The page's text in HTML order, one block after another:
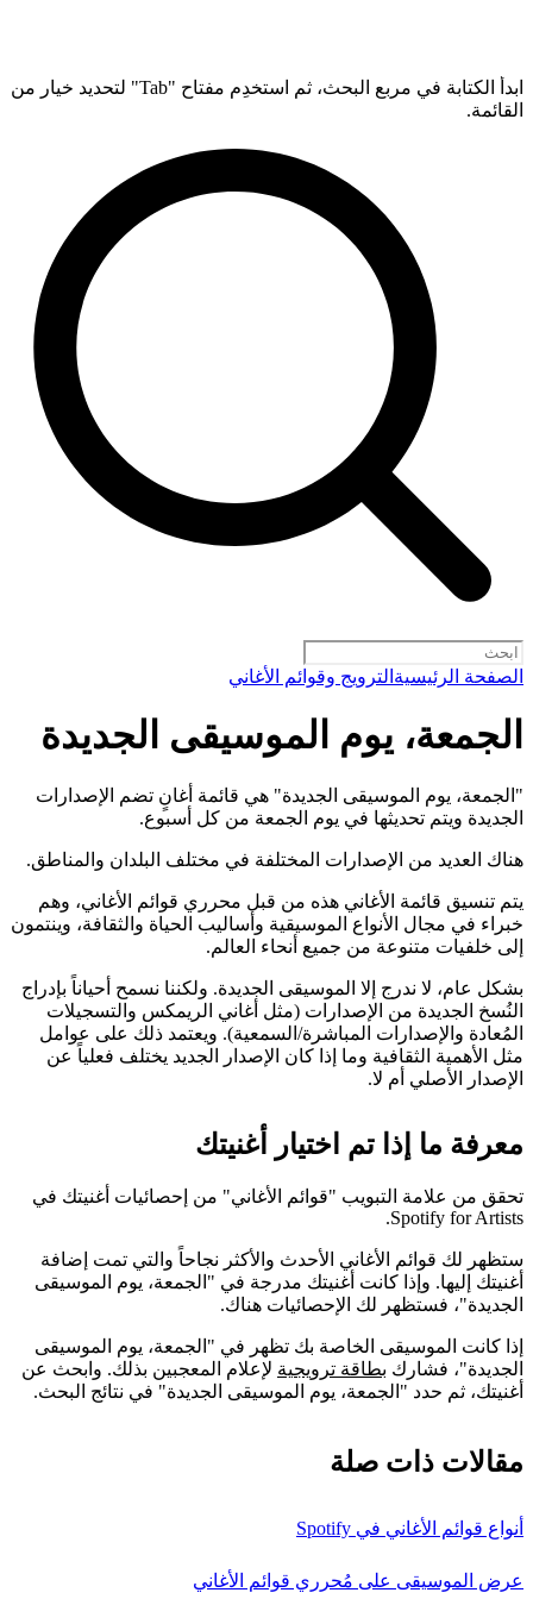
ابدأ الكتابة في مربع البحث، ثم استخدِم مفتاح "Tab" لتحديد خيار من
القائمة.
الصفحة الرئيسية الترويج وقوائم الأغاني
الجمعة، يوم الموسيقى الجديدة
"الجمعة، يوم الموسيقى الجديدة" هي قائمة أغانٍ تضم الإصدارات
الجديدة ويتم تحديثها في يوم الجمعة من كل أسبوع.
هناك العديد من الإصدارات المختلفة في مختلف البلدان والمناطق.
يتم تنسيق قائمة الأغاني هذه من قبل محرري قوائم الأغاني، وهم
خبراء في مجال الأنواع الموسيقية وأساليب الحياة والثقافة، وينتمون
إلى خلفيات متنوعة من جميع أنحاء العالم.
بشكل عام، لا ندرج إلا الموسيقى الجديدة. ولكننا نسمح أحياناً بإدراج
النُسخ الجديدة من الإصدارات (مثل أغاني الريمكس والتسجيلات
المُعادة والإصدارات المباشرة/السمعية). ويعتمد ذلك على عوامل
مثل الأهمية الثقافية وما إذا كان الإصدار الجديد يختلف فعلياً عن
الإصدار الأصلي أم لا.
معرفة ما إذا تم اختيار أغنيتك
تحقق من علامة التبويب "قوائم الأغاني" من إحصائيات أغنيتك في
Spotify for Artists.
ستظهر لك قوائم الأغاني الأحدث والأكثر نجاحاً والتي تمت إضافة
أغنيتك إليها. وإذا كانت أغنيتك مدرجة في "الجمعة، يوم الموسيقى
الجديدة"، فستظهر لك الإحصائيات هناك.
إذا كانت الموسيقى الخاصة بك تظهر في "الجمعة، يوم الموسيقى
الجديدة"، فشارك بطاقة ترويجية لإعلام المعجبين بذلك. وابحث عن
أغنيتك، ثم حدد "الجمعة، يوم الموسيقى الجديدة" في نتائج البحث.
مقالات ذات صلة
أنواع قوائم الأغاني في Spotify
عرض الموسيقى على مُحرري قوائم الأغاني